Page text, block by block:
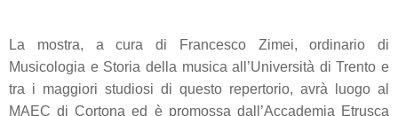
La mostra, a cura di Francesco Zimei, ordinario di
Musicologia e Storia della musica all’Università di Trento e
tra i maggiori studiosi di questo repertorio, avrà luogo al
MAEC di Cortona ed è promossa dall’Accademia Etrusca